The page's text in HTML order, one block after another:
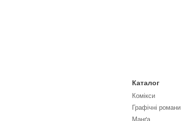
Каталог
Комікси
Графічні романи
Манґа